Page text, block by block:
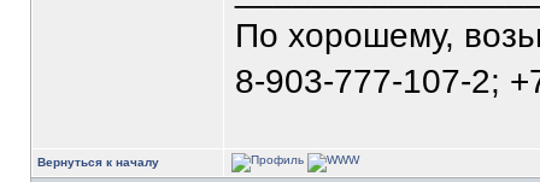
По хорошему,
8-903-777-107-2;
Вернуться к началу